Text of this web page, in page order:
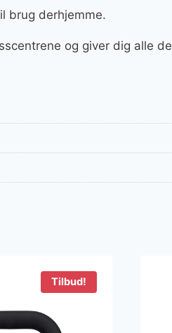
brug derhjemme.
og giver dig alle de
Tilbud!